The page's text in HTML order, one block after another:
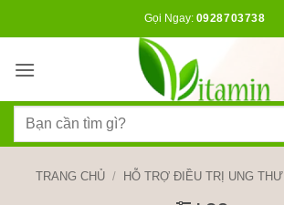
dung
Gọi Ngay: 0928703738
Tìm
TRANG CHỦ / HỖ TRỢ ĐIỀU TRỊ UNG THƯ